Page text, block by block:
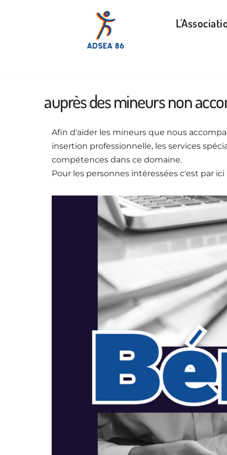
auprès des mineurs non
Afin d'aider les mineurs que nous
insertion professionnelle, les services
compétences dans ce domaine.
Pour les personnes intéressées c'est par